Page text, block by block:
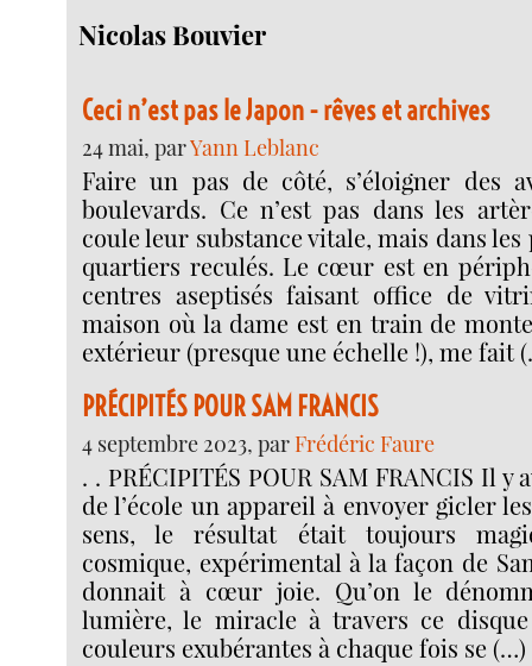
Nicolas Bouvier
Ceci n’est pas le Japon - rêves et archives
24 mai, parYann Leblanc
Faire un pas de côté, s’éloigner des
boulevards. Ce n’est pas dans les
coule leur substance vitale, mais dans
quartiers reculés. Le cœur est en
centres aseptisés faisant office de
maison où la dame est en train de
extérieur (presque une échelle !), me fait
PRÉCIPITÉS POUR SAM FRANCIS
4 septembre 2023, par Frédéric Faure
. . PRÉCIPITÉS POUR SAM FRANCIS Il y
de l’école un appareil à envoyer gicler
sens, le résultat était toujours
cosmique, expérimental à la façon de
donnait à cœur joie. Qu’on le
lumière, le miracle à travers ce
couleurs exubérantes à chaque fois se (…)